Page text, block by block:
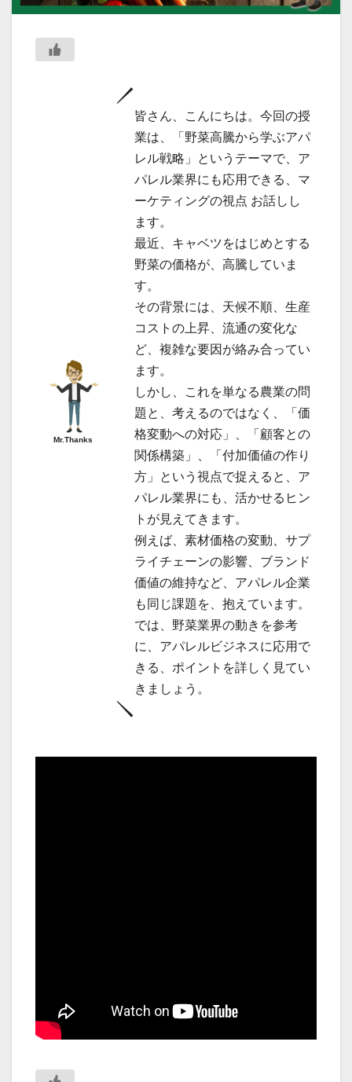
Mr.Thanks
皆さん、こんにちは。今回の授
業は、「野菜高騰から学ぶアパ
レル戦略」というテーマで、ア
パレル業界にも応用できる、マ
ーケティングの視点 お話しし
ます。
最近、キャベツをはじめとする
野菜の価格が、高騰していま
す。
その背景には、天候不順、生産
コストの上昇、流通の変化な
ど、複雑な要因が絡み合ってい
ます。
しかし、これを単なる農業の問
題と、考えるのではなく、「価
格変動への対応」、「顧客との
関係構築」、「付加価値の作り
方」という視点で捉えると、ア
パレル業界にも、活かせるヒン
トが見えてきます。
例えば、素材価格の変動、サプ
ライチェーンの影響、ブランド
価値の維持など、アパレル企業
も同じ課題を、抱えています。
では、野菜業界の動きを参考
に、アパレルビジネスに応用で
きる、ポイントを詳しく見てい
きましょう。